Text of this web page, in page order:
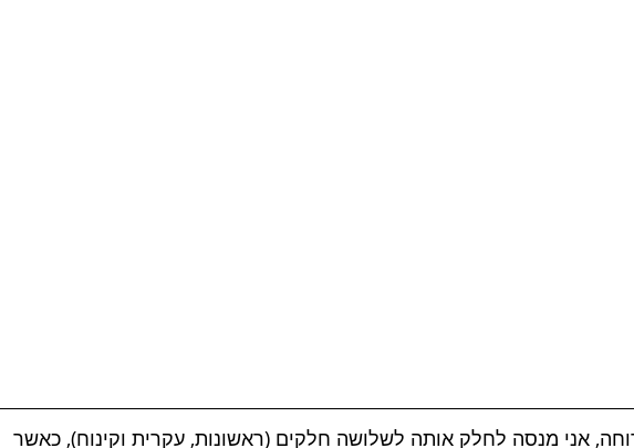
אני מנסה לחלק אותה לשלושה חלקים (ראשונות, עקרית וקינוח), כאשר